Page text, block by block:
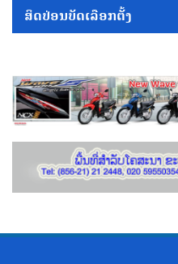
ສິດປ່ອນບັດເລືອກຕັ້ງ